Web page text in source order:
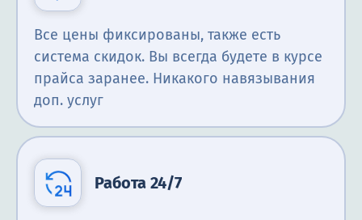
Все цены фиксированы, также есть
система скидок. Вы всегда будете в курсе
прайса заранее. Никакого навязывания
доп. услуг
Работа 24/7